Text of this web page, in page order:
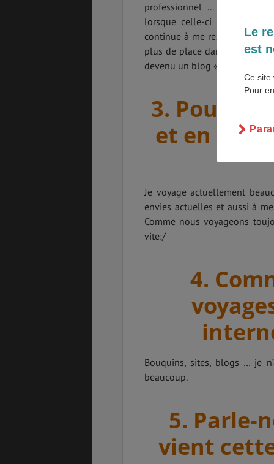
professionnel ... Dans le
lorsque celle-ci a été
continue à me ressembler. La
plus de place dans mon
devenu un blog « voyage &
3.
et en
Je voyage actuellement
envies actuelles et aussi à
Comme nous voyageons
vite:/
4.
Bouquins, sites, blogs … je
beaucoup.
5. Parle-
vient
Le
est
Ce site
Pour